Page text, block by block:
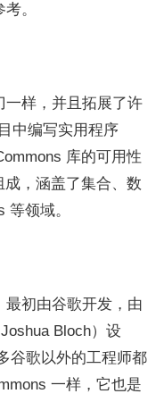
。
一样，并且拓展了许
中编写实用程序
库的可用性
，涵盖了集合、数
领域。
初由谷歌开发，由
Bloch）设
谷歌以外的工程师都
一样，它也是